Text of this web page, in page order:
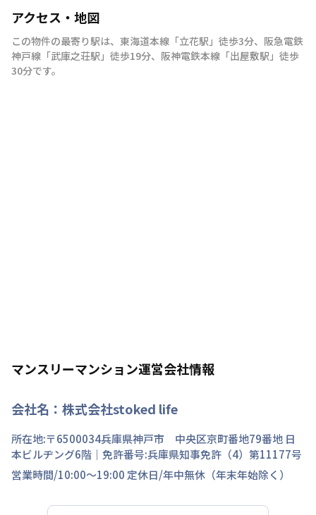
アクセス・地図
この物件の最寄り駅は、 東海道本線 「立花駅 」 徒歩3分、 阪急電鉄
神戸線 「武庫之荘駅 」 徒歩19分、 阪神電鉄本線 「出屋敷駅 」 徒歩
30分です。
マンスリーマンション運営会社情報
会社名： 株式会社stoked life
所在地:〒6500034兵庫県神戸市 中央区京町番地79番地 日
本ビルヂング6階 ｜免許番号:兵庫県知事免許（4）第11177号
営業時間/10:00～19:00 定休日/年中無休（年末年始除く）